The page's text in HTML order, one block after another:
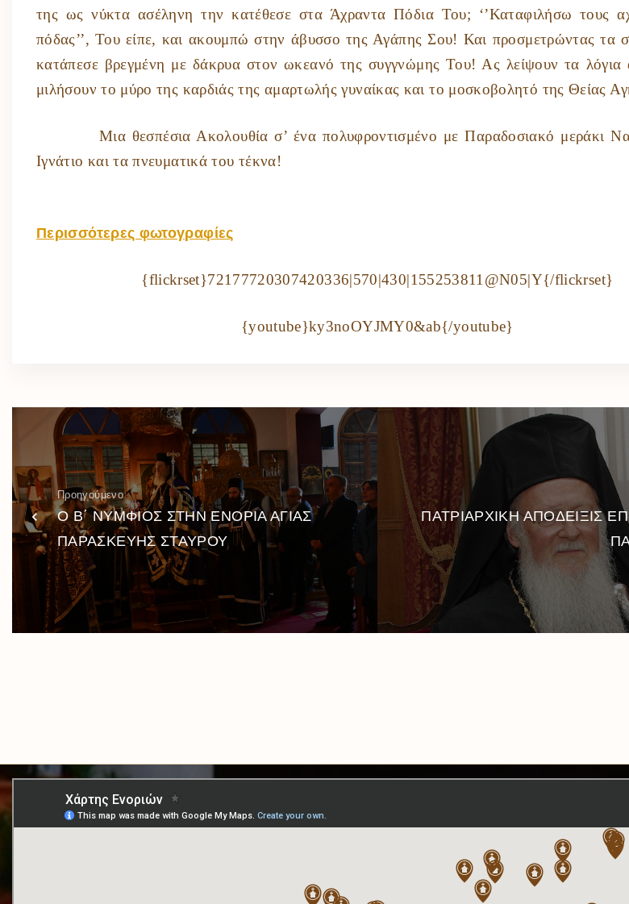
της ως νύκτα ασέληνη την κατέθεσε στα Άχραντα Πόδια Του; ‘’Καταφιλήσω τους
πόδας’’, Του είπε, και ακουμπώ στην άβυσσο της Αγάπης Σου! Και προσμετρώντας τα
κατάπεσε βρεγμένη με δάκρυα στον ωκεανό της συγγνώμης Του! Ας λείψουν τα λόγια
μιλήσουν το μύρο της καρδιάς της αμαρτωλής γυναίκας και το μοσκοβολητό της Θείας
Μια θεσπέσια Ακολουθία σ’ ένα πολυφροντισμένο με Παραδοσιακό μεράκι
Ιγνάτιο και τα πνευματικά του τέκνα!
Περισσότερες φωτογραφίες
{flickrset}72177720307420336|570|430|155253811@N05|Y{/flickrset}
{youtube}ky3noOYJMY0&ab{/youtube}
Προηγούμενο
Ο Β΄ ΝΥΜΦΙΟΣ ΣΤΗΝ ΕΝΟΡΙΑ ΑΓΙΑΣ
ΠΑΡΑΣΚΕΥΗΣ ΣΤΑΥΡΟΥ
ΠΑΤΡΙΑΡΧΙΚΗ ΑΠΟΔΕΙΞΙΣ